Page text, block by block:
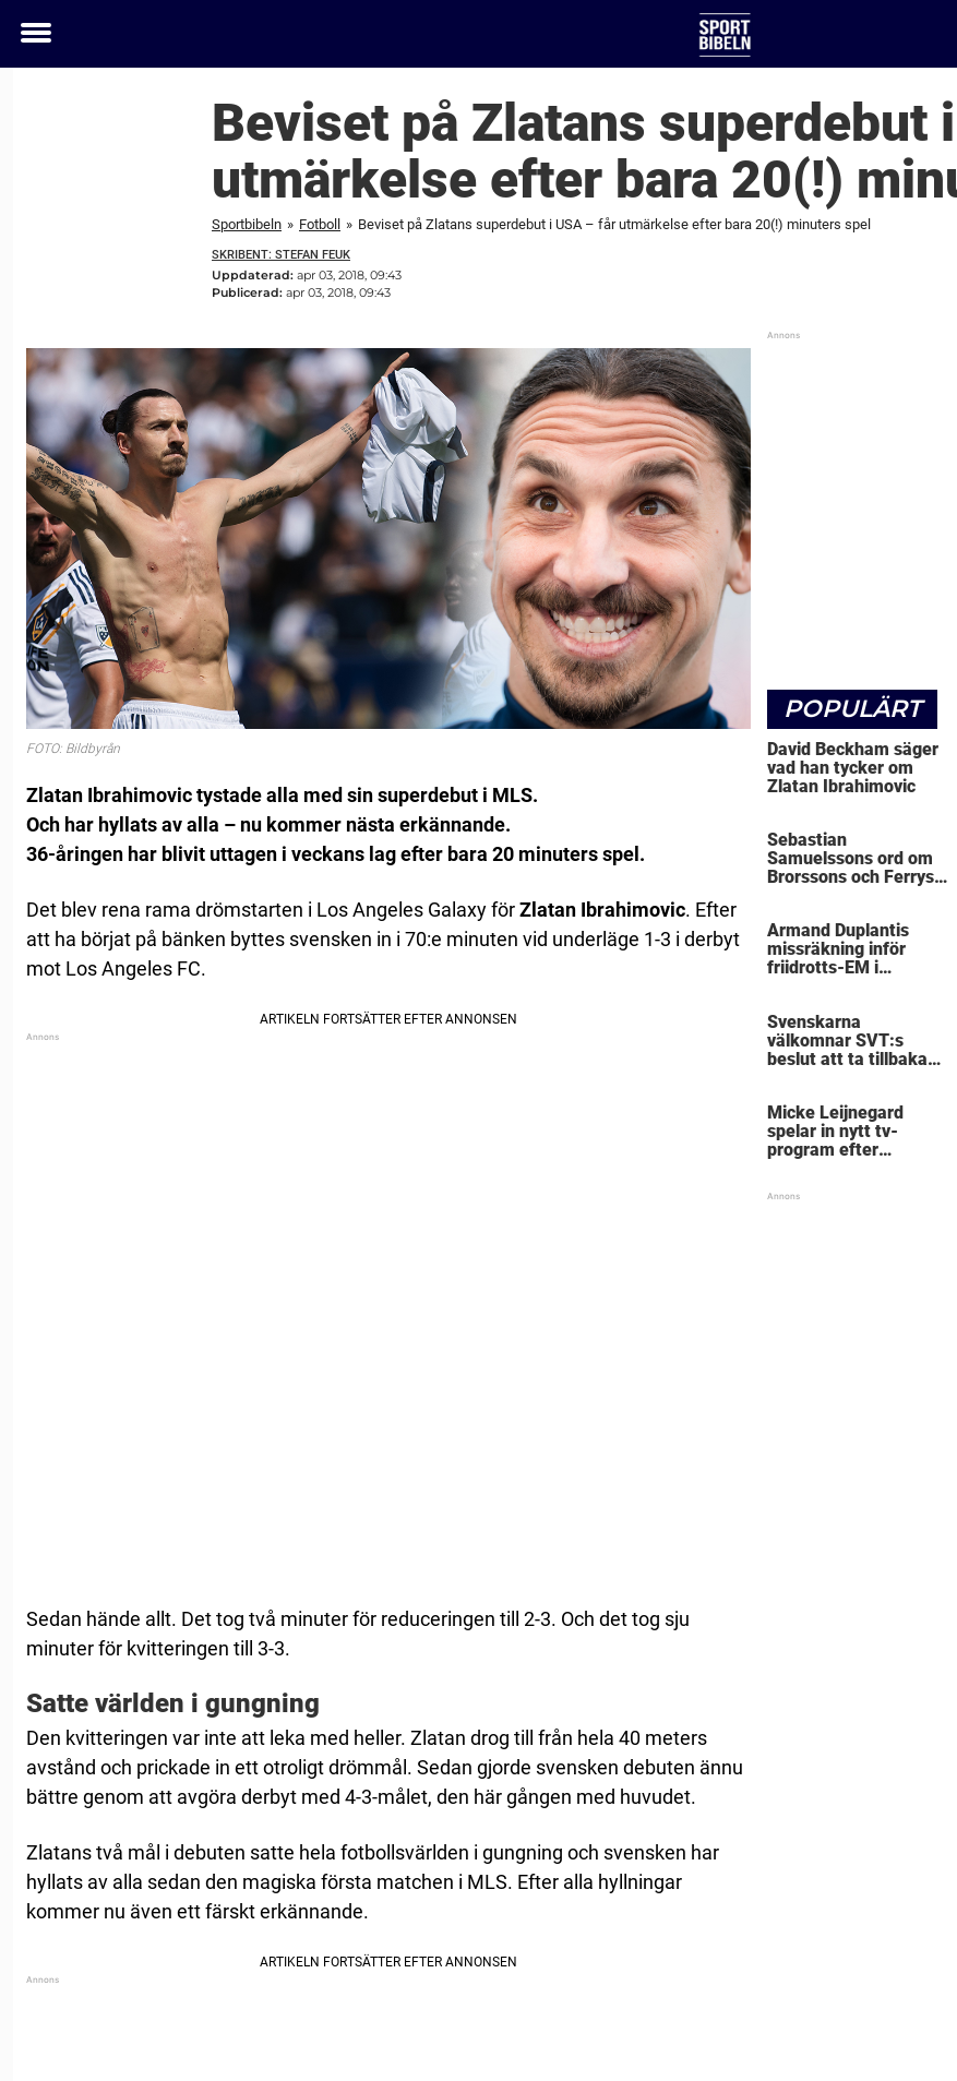
Toggle
Beviset på Zlatans superdebut
utmärkelse efter bara 20(!)
Sportbibeln » Fotboll » Beviset på Zlatans superdebut i USA – får utmärkelse efter bara 20(!) minuters spel
SKRIBENT: STEFAN FEUK
Uppdaterad: apr 03, 2018, 09:43
Publicerad: apr 03, 2018, 09:43
FOTO: Bildbyrån
Zlatan Ibrahimovic tystade alla med sin superdebut i MLS.
Och har hyllats av alla – nu kommer nästa erkännande.
36-åringen har blivit uttagen i veckans lag efter bara 20 minuters spel.
Det blev rena rama drömstarten i Los Angeles Galaxy förZlatan Ibrahimovic. Efter
att ha börjat på bänken byttes svensken in i 70:e minuten vid underläge 1-3 i derbyt
mot Los Angeles FC.
Sedan hände allt. Det tog två minuter för reduceringen till 2-3. Och det tog sju
minuter för kvitteringen till 3-3.
Satte världen i gungning
Den kvitteringen var inte att leka med heller. Zlatan drog till från hela 40 meters
avstånd och prickade in ett otroligt drömmål. Sedan gjorde svensken debuten ännu
bättre genom att avgöra derbyt med 4-3-målet, den här gången med huvudet.
Zlatans två mål i debuten satte hela fotbollsvärlden i gungning och svensken har
hyllats av alla sedan den magiska första matchen i MLS. Efter alla hyllningar
kommer nu även ett färskt erkännande.
POPULÄRT
David Beckham säger
vad han tycker om
Zlatan Ibrahimovic
Sebastian
Samuelssons ord om
Brorssons och Ferrys
Armand Duplantis
missräkning inför
friidrotts-EM i
Svenskarna
välkomnar SVT:s
beslut att ta tillbaka
Micke Leijnegard
spelar in nytt tv-
program efter